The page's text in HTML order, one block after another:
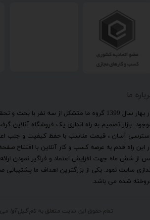
ما
​در بهار سال 1399 گروه ما متشکل از سه نفر با
بازار تصمیم به راه اندازی یک فروشگاه آنلاین
آسان ، قیمت مناسب با حفظ کیفیت و جلب
این راه قدم به عرصه کسب و کار آنلاین با افتتاح
از شش ماه جهت افزایش اعتماد و فراگیر نمودن ارائه
سایت نمود. یکی از بزرگترین اهداف ما
شده می باشد.
تمام حقوق این سایت متعلق به نام گیل آوا